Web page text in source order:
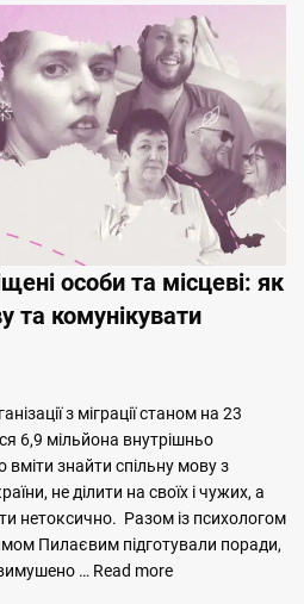
особи та місцеві: як
та комунікувати
з міграції станом на 23
6,9 мільйона внутрішньо
знайти спільну мову з
не ділити на своїх і чужих, а
нетоксично. Разом із психологом
Пилаєвим підготували поради,
… Read more